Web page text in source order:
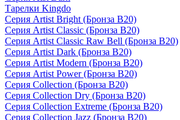
Тарелки Kingdo
Серия Artist Bright (Бронза B20)
Серия Artist Classic (Бронза B20)
Серия Artist Classic Raw Bell (Бронза B20)
Серия Artist Dark (Бронза B20)
Серия Artist Modern (Бронза B20)
Серия Artist Power (Бронза B20)
Серия Collection (Бронза B20)
Серия Collection Dry (Бронза B20)
Серия Collection Extreme (Бронза B20)
Серия Collection Jazz (Бронза B20)